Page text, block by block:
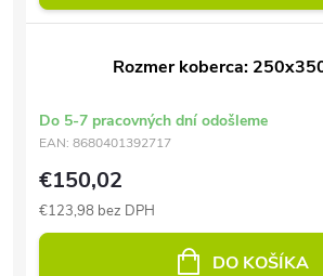
Rozmer koberca:
Do 5-7 pracovných dní odošleme
EAN: 8680401392717
€150,02
€123,98 bez DPH
DO KOŠÍKA